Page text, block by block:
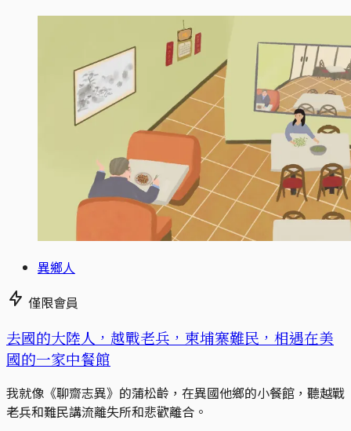
異鄉人
僅限會員
去國的大陸人，越戰老兵，柬埔寨難民，相遇在美
國的一家中餐館
我就像《聊齋志異》的蒲松齡，在異國他鄉的小餐館，聽越戰
老兵和難民講流離失所和悲歡離合。